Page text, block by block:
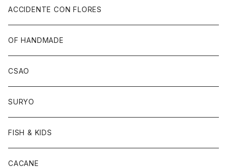
ACCIDENTE CON FLORES
OF HANDMADE
CSAO
SURYO
FISH & KIDS
CACANE